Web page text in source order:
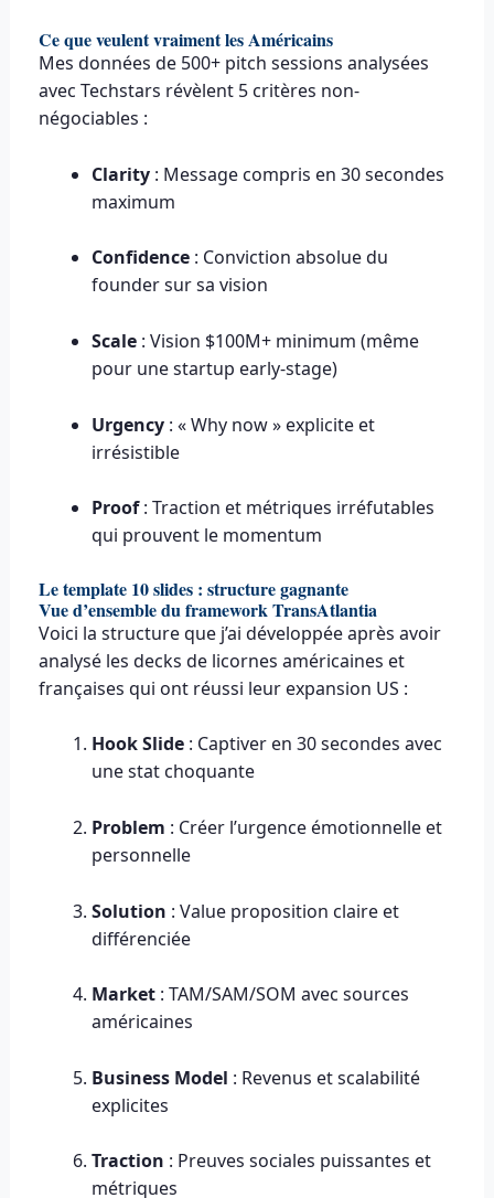
Ce que veulent vraiment les Américains
Mes données de 500+ pitch sessions analysées
avec Techstars révèlent 5 critères non-
négociables :
Clarity : Message compris en 30 secondes
maximum
Confidence : Conviction absolue du
founder sur sa vision
Scale : Vision $100M+ minimum (même
pour une startup early-stage)
Urgency : « Why now » explicite et
irrésistible
Proof: Traction et métriques irréfutables
qui prouvent le momentum
Le template 10 slides : structure gagnante
Vue d’ensemble du framework TransAtlantia
Voici la structure que j’ai développée après avoir
analysé les decks de licornes américaines et
françaises qui ont réussi leur expansion US :
Hook Slide: Captiver en 30 secondes avec
une stat choquante
Problem : Créer l’urgence émotionnelle et
personnelle
Solution : Value proposition claire et
différenciée
Market : TAM/SAM/SOM avec sources
américaines
Business Model : Revenus et scalabilité
explicites
Traction : Preuves sociales puissantes et
métriques